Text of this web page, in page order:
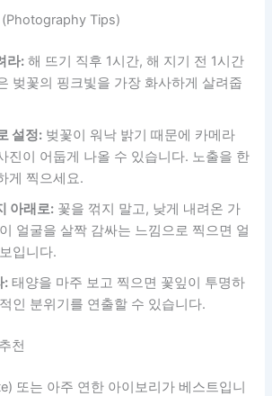
Tips)
라: 해 뜨기 직후 1시간, 해 지기 전 1시간
벚꽃의 핑크빛을 가장 화사하게 살려줍
설정: 벚꽃이 워낙 밝기 때문에 카메라
진이 어둡게 나올 수 있습니다. 노출을 한
게 찍으세요.
아래로: 꽃을 꺾지 말고, 낮게 내려온 가
얼굴을 살짝 감싸는 느낌으로 찍으면 얼
입니다.
: 태양을 마주 보고 찍으면 꽃잎이 투명하
인 분위기를 연출할 수 있습니다.
천
또는 아주 연한 아이보리가 베스트입니